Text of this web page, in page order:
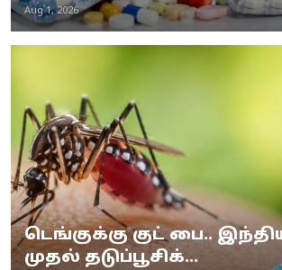
Aug 1, 2026
டெங்குக்கு குட் பை..
முதல் தடுப்பூசிக்...